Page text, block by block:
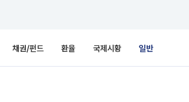
채권/펀드 환율 국제시황 일반